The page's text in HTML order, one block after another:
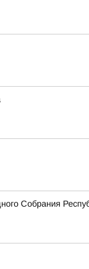
Собрания